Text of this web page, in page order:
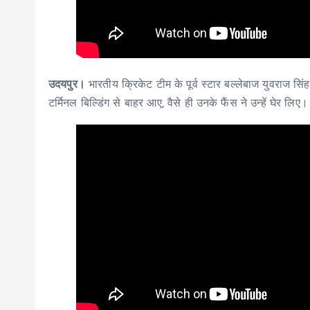
उदयपुर।
भारतीय क्रिकेट टीम के पूर्व स्टार बल्लेबाज युवराज
टर्मिनल ब‍िल्‍ड‍िंग से बाहर आए, वैसे ही उनके फैंस ने उन्‍हें घेर ल‍िए।